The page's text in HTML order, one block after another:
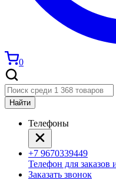
0
Найти
Телефоны
+7 9670339449
Телефон для заказов
Заказать звонок